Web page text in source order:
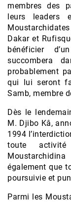
membres des
leurs leaders
Dakar et
bénéficier
succombera
probablement
qui lui seront
Samb, membre
Dès le
M. Djibo Kâ,
1994
toute
également que
poursuivie et
Parmi les